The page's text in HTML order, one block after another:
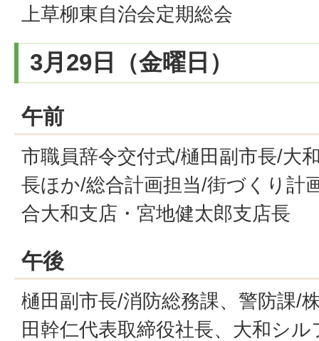
上草柳東自治会定期総会
3月29日（金曜日）
午前
市職員辞令交付式/樋田副市長/大
長ほか/総合計画担当/街づくり計
合大和支店・宮地健太郎支店長
午後
樋田副市長/消防総務課、警防課/
田幹仁代表取締役社長、大和シ